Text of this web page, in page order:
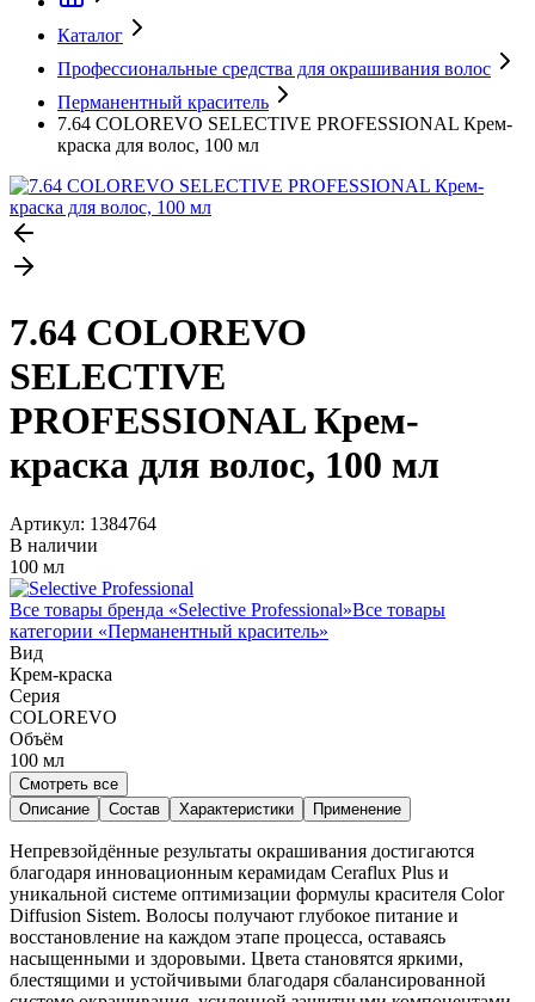
Каталог
Профессиональные средства для окрашивания волос
Перманентный краситель
7.64 COLOREVO SELECTIVE PROFESSIONAL Крем-
краска для волос, 100 мл
7.64 COLOREVO
SELECTIVE
PROFESSIONAL Крем-
краска для волос, 100 мл
Артикул: 1384764
В наличии
100 мл
Все товары бренда «Selective Professional»Все товары
категории «Перманентный краситель»
Вид
Крем-краска
Серия
COLOREVO
Объём
100 мл
Смотреть все
Описание
Состав Характеристики Применение
Непревзойдённые результаты окрашивания достигаются
благодаря инновационным керамидам Ceraflux Plus и
уникальной системе оптимизации формулы красителя Color
Diffusion Sistem. Волосы получают глубокое питание и
восстановление на каждом этапе процесса, оставаясь
насыщенными и здоровыми. Цвета становятся яркими,
блестящими и устойчивыми благодаря сбалансированной